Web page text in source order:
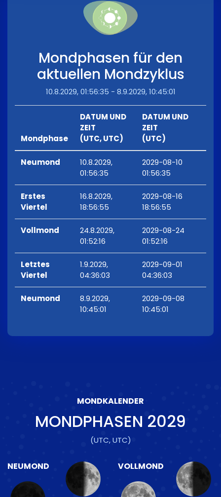
Mondphasen für den
aktuellen Mondzyklus
10.8.2029, 01:56:35 - 8.9.2029, 10:45:01
Mondphase
DATUM UND
ZEIT
(UTC, UTC)
DATUM UND
ZEIT
(UTC)
Neumond
10.8.2029,
01:56:35
2029-08-10
01:56:35
Erstes
Viertel
16.8.2029,
18:56:55
2029-08-16
18:56:55
Vollmond
24.8.2029,
01:52:16
2029-08-24
01:52:16
Letztes
Viertel
1.9.2029,
04:36:03
2029-09-01
04:36:03
Neumond
8.9.2029,
10:45:01
2029-09-08
10:45:01
MONDKALENDER
MONDPHASEN 2029
(UTC, UTC)
NEUMOND VOLLMOND